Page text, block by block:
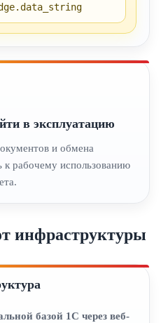
в эксплуатацию
и обмена
рабочему использованию
инфраструктуры
базой 1С через веб-